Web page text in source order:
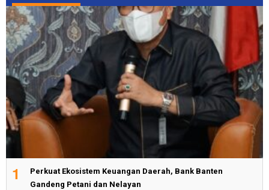
1
Perkuat Ekosistem Keuangan Daerah, Bank Banten
Gandeng Petani dan Nelayan